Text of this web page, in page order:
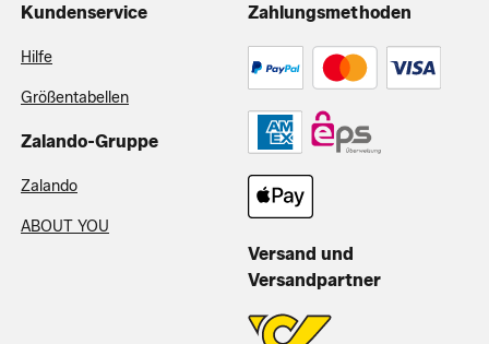
Kundenservice
Hilfe
Größentabellen
Zalando-Gruppe
Zalando
ABOUT YOU
Zahlungsmethoden
Versand und
Versandpartner